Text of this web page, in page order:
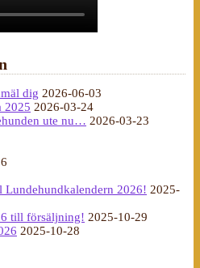
dig 2026-06-03
2025 2026-03-24
ute nu… 2026-03-23
Lundehundkalendern 2026! 2025-
till försäljning! 2025-10-29
2025-10-28